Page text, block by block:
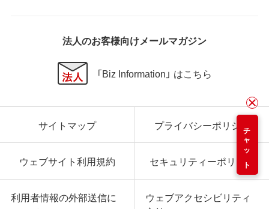
チャット
法人のお客様向けメールマガジン
「Biz Information」 はこちら
サイトマップ プライバシーポリシー
ウェブサイト利用規約 セキュリティーポリシー
利用者情報の外部送信に
ウェブアクセシビリティ